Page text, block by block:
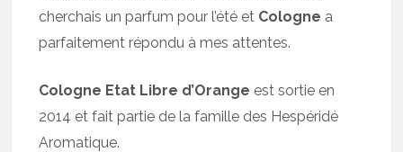
cherchais un parfum pour l’été et Cologne a
parfaitement répondu à mes attentes.
Cologne Etat Libre d’Orange est sortie en
2014 et fait partie de la famille des Hespéridé
Aromatique.